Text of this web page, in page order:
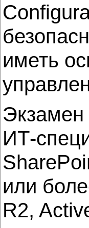
иметь
Экзамен
ИТ-
или
R2,